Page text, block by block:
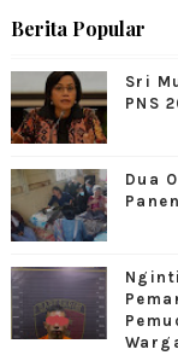
Berita Popular
Sri
PNS
Dua